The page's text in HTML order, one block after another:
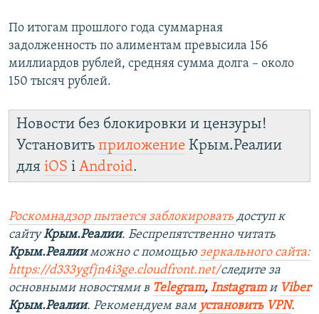
По итогам прошлого года суммарная
задолженность по алиментам превысила 156
миллиардов рублей, средняя сумма долга – около
150 тысяч рублей.
Новости без блокировки и цензуры!
Установить приложение Крым.Реалии
для iOS і Android.
Роскомнадзор пытается заблокировать доступ к
сайтуКрым.Реалии. Беспрепятственно читать
Крым.Реалииможно с помощью зеркального сайта:
https://d333ygfjn4i3ge.cloudfront.net/следите за
основными новостями в Telegram, Instagramи Viber
Крым.Реалии. Рекомендуем вам установить VPN.